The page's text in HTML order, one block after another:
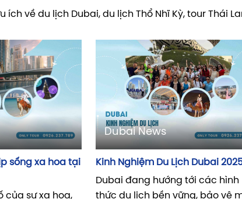
về du lịch Dubai, du lịch Thổ Nhĩ Kỳ, tour Thái
sống xa hoa tại
của sự xa hoa,
Dubai News
Kinh Nghiệm Du Lịch Dubai
Dubai đang hướng tới các hình
thức du lịch bền vững, bảo vệ